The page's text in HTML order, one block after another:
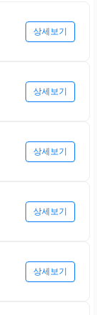
상세보기
상세보기
상세보기
상세보기
상세보기